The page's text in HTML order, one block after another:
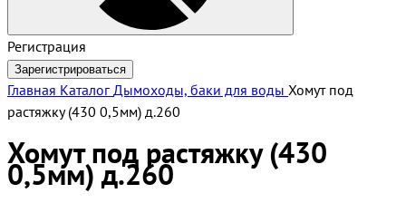
Регистрация
Зарегистрироваться
Главная Каталог Дымоходы, баки для воды Хомут под
растяжку (430 0,5мм) д.260
Хомут под растяжку (430
0,5мм) д.260